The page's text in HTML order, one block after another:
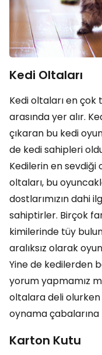
Kedi Oltaları
Kedi oltaları en
arasında yer alır.
çıkaran bu kedi
de kedi sahipleri
Kedilerin en
oltaları, bu
dostlarımızın dahi
sahiptirler. Birçok
kimilerinde tüy
aralıksız olarak
Yine de kedilerden
yorum yapmamız
oltalara deli olurken
oynama çabalarına
Karton Kutu